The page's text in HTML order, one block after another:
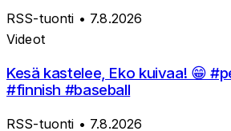
RSS-tuonti • 7.8.2026
Videot
Kesä kastelee, Eko kuivaa! 😁
#finnish #baseball
RSS-tuonti • 7.8.2026